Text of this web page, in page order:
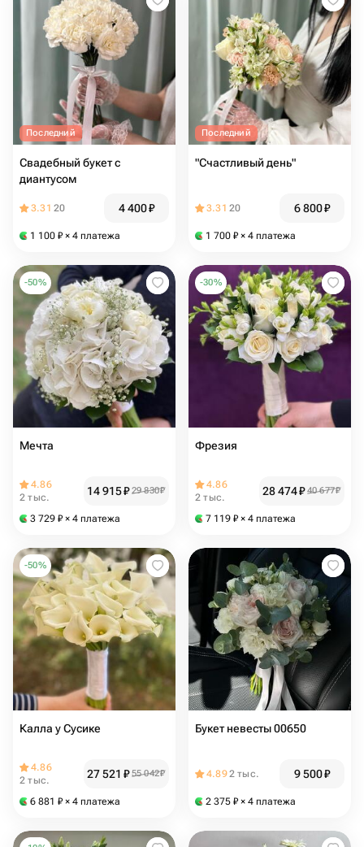
Последний
Свадебный букет с
диантусом
3.31 20 4 400₽
1 100 ₽ × 4 платежа
Последний
"Счастливый день"
3.31 20 6 800₽
1 700 ₽ × 4 платежа
-50%
Мечта
4.86
2 тыс.
14 915₽ 29 830₽
3 729 ₽ × 4 платежа
-30%
Фрезия
4.86
2 тыс.
28 474₽ 40 677₽
7 119 ₽ × 4 платежа
-50%
Калла у Сусике
4.86
2 тыс.
27 521 ₽ 55 042₽
6 881 ₽ × 4 платежа
Букет невесты 00650
4.892 тыс. 9 500₽
2 375 ₽ × 4 платежа